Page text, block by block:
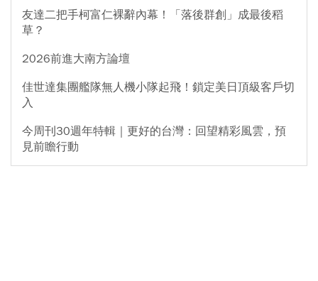
友達二把手柯富仁裸辭內幕！「落後群創」成最後稻
草？
2026前進大南方論壇
佳世達集團艦隊無人機小隊起飛！鎖定美日頂級客戶切
入
今周刊30週年特輯｜更好的台灣：回望精彩風雲，預
見前瞻行動